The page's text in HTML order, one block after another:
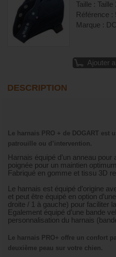
Taille : Taille
Référence :
Marque :
Ajouter
DESCRIPTION
Le harnais PRO + de DOGART est
patrouille ou d’intervention.
Harnais équipé d’un anneau
poignée pour un maintien
Fabriqué en gomme et tissu 3D
Le harnais est équipé d’origine
et peut être équipé en option
droite / 1 à gauche) pour faciliter
Egalement équipé d’une bande
personnalisation du harnais
Le harnais PRO+ offre un confort
deuxième peau sur votre chien.